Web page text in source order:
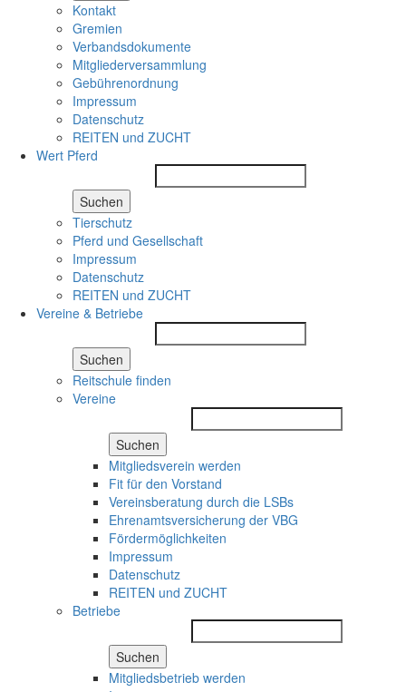
Kontakt
Gremien
Verbandsdokumente
Mitgliederversammlung
Gebührenordnung
Impressum
Datenschutz
REITEN und ZUCHT
Wert Pferd
Suchen
Tierschutz
Pferd und Gesellschaft
Impressum
Datenschutz
REITEN und ZUCHT
Vereine & Betriebe
Suchen
Reitschule finden
Vereine
Suchen
Mitgliedsverein werden
Fit für den Vorstand
Vereinsberatung durch die LSBs
Ehrenamtsversicherung der VBG
Fördermöglichkeiten
Impressum
Datenschutz
REITEN und ZUCHT
Betriebe
Suchen
Mitgliedsbetrieb werden